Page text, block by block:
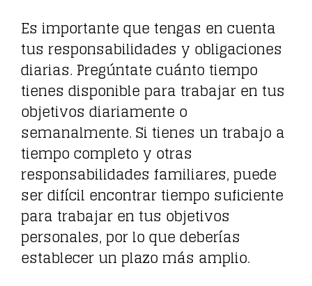
Es importante que tengas en cuenta
tus responsabilidades y obligaciones
diarias. Pregúntate cuánto tiempo
tienes disponible para trabajar en tus
objetivos diariamente o
semanalmente. Si tienes un trabajo a
tiempo completo y otras
responsabilidades familiares, puede
ser difícil encontrar tiempo suficiente
para trabajar en tus objetivos
personales, por lo que deberías
establecer un plazo más amplio.